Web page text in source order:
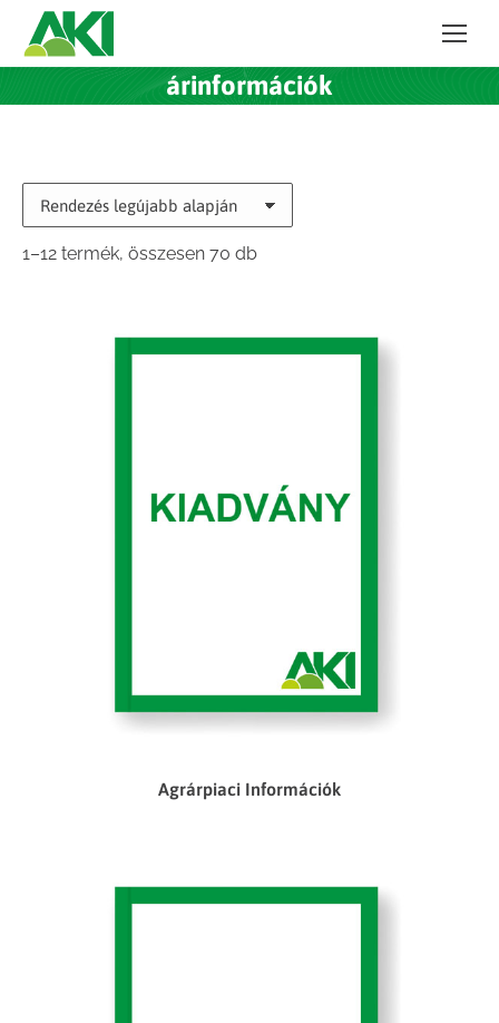
árinformációk
1–12 termék, összesen 70 dbSorted
Agrárpiaci Információk